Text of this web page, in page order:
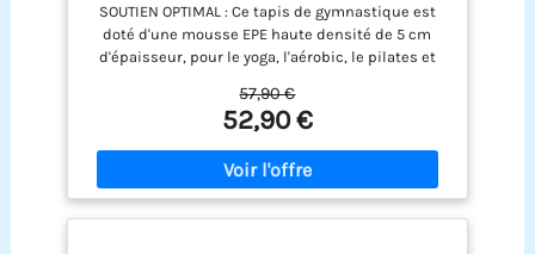
SOUTIEN OPTIMAL : Ce tapis de gymnastique est
doté d'une mousse EPE haute densité de 5 cm
d'épaisseur, pour le yoga, l'aérobic, le pilates et
confortable et sûre pour tous vos besoins en
matière d'exercice FACILE À RANGER : Grâce à sa
conception pliable à 4 panneaux et à ses
poignées, ce tapis de sport est facile à ranger et à
transporter, ce qui le rend idéal pour une
utilisation à domicile ou pour l'emmener à votre
57,90 €
52,90 €